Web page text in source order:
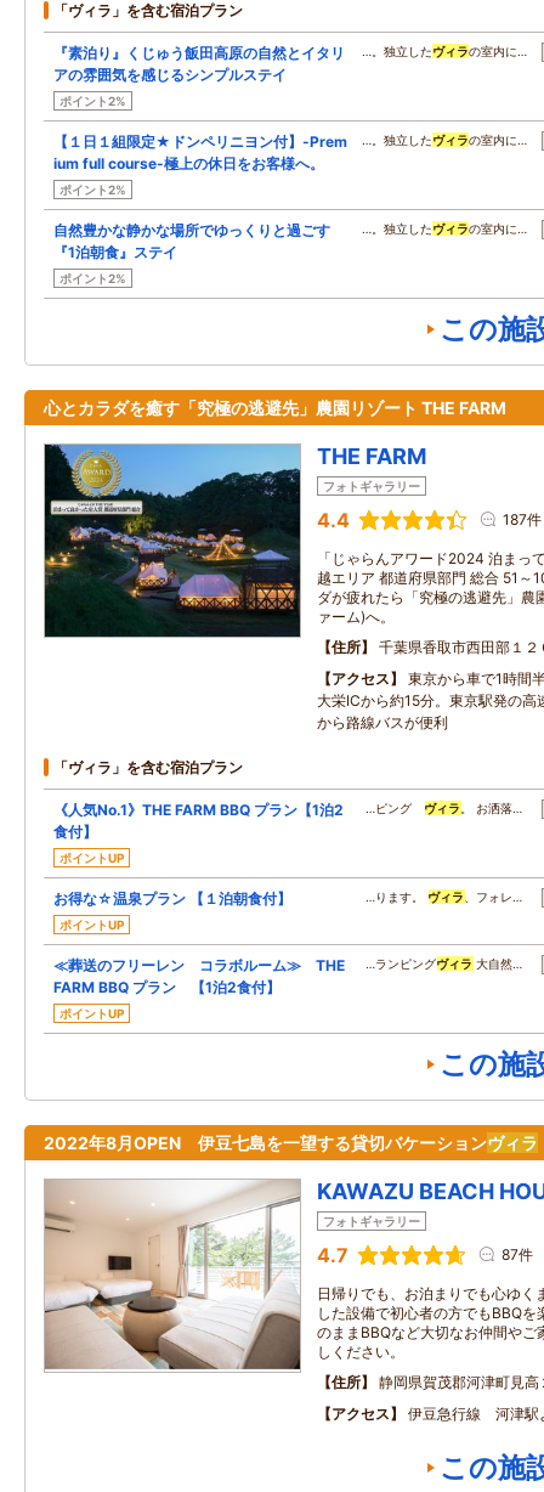
「ヴィラ」を含む宿泊プラン
『素泊り』くじゅう飯田高原の自然とイタリ
アの雰囲気を感じるシンプルステイ
ポイント2%
…。独立したヴィラの室内に…
【１日１組限定★ドンペリニヨン付】-Prem
ium full course-極上の休日をお客様へ。
ポイント2%
…。独立したヴィラの室内に…
自然豊かな静かな場所でゆっくりと過ごす
『1泊朝食』ステイ
ポイント2%
…。独立したヴィラの室内に…
この施
心とカラダを癒す「究極の逃避先」農園リゾート THE FARM
THE FARM
フォトギャラリー
4.4 187件
「じゃらんアワード2024 泊まっ
越エリア 都道府県部門 総合 51～
ダが疲れたら「究極の逃避先」農
ァーム)へ。
住所
千葉県香取市西田部１２
アクセス
東京から車で1時間
大栄ICから約15分。東京駅発の高
から路線バスが便利
「ヴィラ」を含む宿泊プラン
《人気No.1》THE FARM BBQ プラン【1泊2
食付】
ポイントUP
…ピング ヴィラ 。 お洒落…
お得な☆温泉プラン 【１泊朝食付】
ポイントUP
…ります。 ヴィラ 、フォレ…
≪葬送のフリーレン コラボルーム≫ THE
FARM BBQ プラン 【1泊2食付】
ポイントUP
…ランピングヴィラ 大自然…
この施
2022年8月OPEN 伊豆七島を一望する貸切バケーションヴィラ
KAWAZU BEACH
フォトギャラリー
4.7 87件
日帰りでも、お泊まりでも心ゆく
した設備で初心者の方でもBBQ
のままBBQなど大切なお仲間やご
しください。
住所
静岡県賀茂郡河津町見高
アクセス
伊豆急行線 河津駅
この施